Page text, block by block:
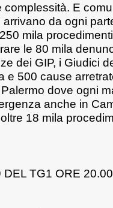
E
da ogni
mila
le 80 mila
dei GIP, i Giudici
e 500 cause
dove ogni
anche in
18 mila
TG1 ORE 20.00